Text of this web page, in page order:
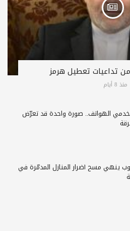
تداعيات تعطيل هرمز
منذ 8 أيام
الهواتف.. صورة واحدة قد تعرّض
ينهي مسح أضرار المنازل المدمّرة في